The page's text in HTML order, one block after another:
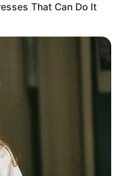
That Can Do It